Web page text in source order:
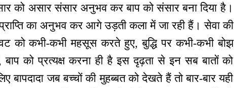
को असार संसार अनुभव कर बाप को संसार बना दिया है।
का अनुभव कर आगे उड़ती कला में जा रही हैं। सेवा की
को कभी-कभी महसूस करते हुए, बुद्धि पर कभी-कभी बोझ
को प्रत्यक्ष करना ही है इस दृढ़ता से इन सब बातों को
बापदादा जब बच्चों की मुहब्बत को देखते हैं तो बार-बार यही